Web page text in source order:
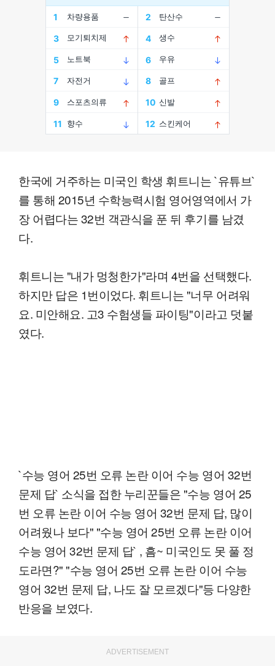
한국에 거주하는 미국인 학생 휘트니는 `유튜브`
를 통해 2015년 수학능력시험 영어영역에서 가
장 어렵다는 32번 객관식을 푼 뒤 후기를 남겼
다.
휘트니는 "내가 멍청한가"라며 4번을 선택했다.
하지만 답은 1번이었다. 휘트니는 "너무 어려워
요. 미안해요. 고3 수험생들 파이팅"이라고 덧붙
였다.
`수능 영어 25번 오류 논란 이어 수능 영어 32번
문제 답` 소식을 접한 누리꾼들은 "수능 영어 25
번 오류 논란 이어 수능 영어 32번 문제 답, 많이
어려웠나 보다" "수능 영어 25번 오류 논란 이어
수능 영어 32번 문제 답` , 흠~ 미국인도 못 풀 정
도라면?" "수능 영어 25번 오류 논란 이어 수능
영어 32번 문제 답, 나도 잘 모르겠다"등 다양한
반응을 보였다.
ADVERTISEMENT